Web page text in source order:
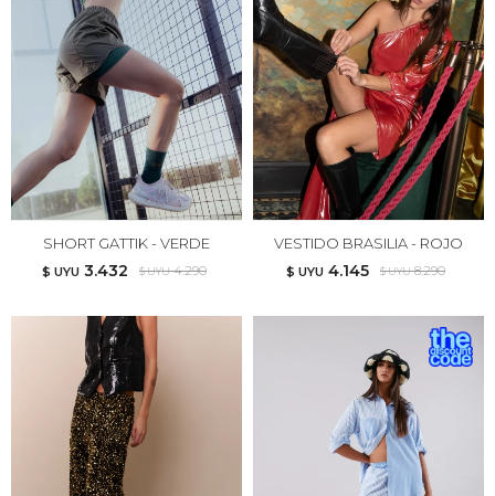
SHORT GATTIK - VERDE
$ UYU 3.432 $ UYU 4.290
VESTIDO BRASILIA - ROJO
$ UYU 4.145 $ UYU 8.290